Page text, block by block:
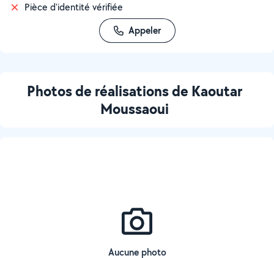
Pièce d'identité vérifiée
Appeler
Photos de réalisations de Kaoutar
Moussaoui
Aucune photo